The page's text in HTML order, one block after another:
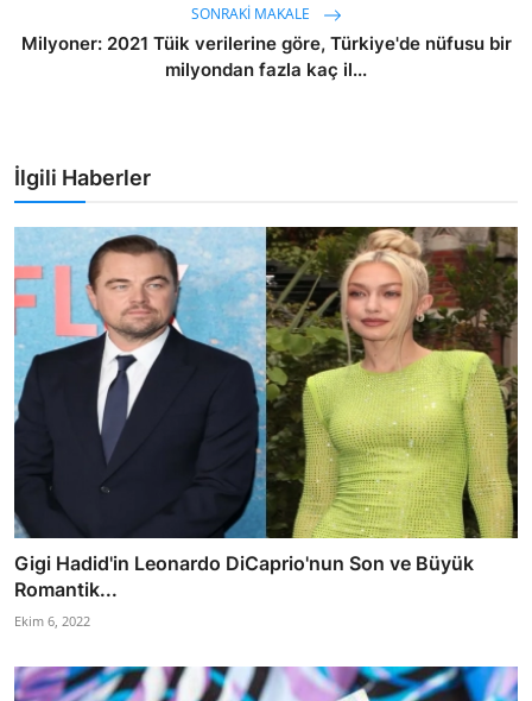
SONRAKI MAKALE
Milyoner: 2021 Tüik verilerine göre, Türkiye'de nüfusu bir
milyondan fazla kaç il...
İlgili Haberler
Gigi Hadid'in Leonardo DiCaprio'nun Son ve Büyük
Romantik...
Ekim 6, 2022